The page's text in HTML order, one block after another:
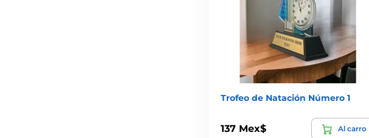
Trofeo de Natación Número 1
137 Mex$ Al carro